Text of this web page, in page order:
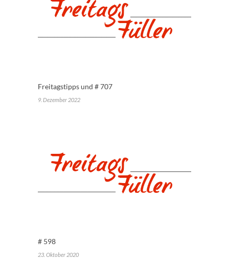
Freitagstipps und # 707
9. Dezember 2022
# 598
23. Oktober 2020